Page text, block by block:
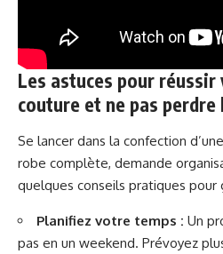
Les astuces pour
couture et ne pas
Se lancer dans la confection
robe complète, demande
quelques conseils pratiques pour
Planifiez votre temps : Un
pas en un weekend. Prévoyez